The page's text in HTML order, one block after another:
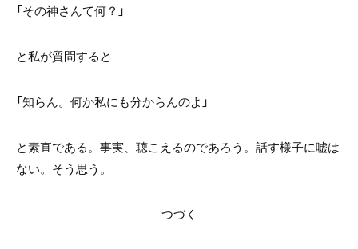
「その神さんて何？」
と私が質問すると
「知らん。何か私にも分からんのよ」
と素直である。事実、聴こえるのであろう。話す様子に嘘は
ない。そう思う。
つづく